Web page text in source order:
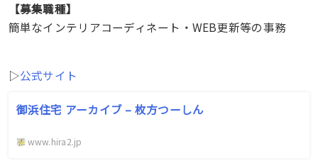
【募集職種】
簡単なインテリアコーディネート・WEB更新等の事務
▷公式サイト
御浜住宅 アーカイブ – 枚方つーしん
www.hira2.jp